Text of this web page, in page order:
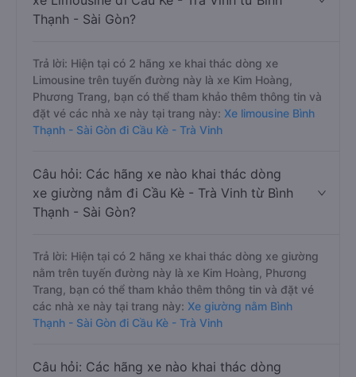
Thạnh - Sài Gòn?
Trả lời: Hiện tại có 2 hãng xe khai thác dòng xe
Limousine trên tuyến đường này là xe Kim Hoàng,
Phương Trang, bạn có thể tham khảo thêm thông tin và
đặt vé các nhà xe này tại trang này: Xe limousine Bình
Thạnh - Sài Gòn đi Cầu Kè - Trà Vinh
Câu hỏi: Các hãng xe nào khai thác dòng
xe giường nằm đi Cầu Kè - Trà Vinh từ Bình
Thạnh - Sài Gòn?
Trả lời: Hiện tại có 2 hãng xe khai thác dòng xe giường
nằm trên tuyến đường này là xe Kim Hoàng, Phương
Trang, bạn có thể tham khảo thêm thông tin và đặt vé
các nhà xe này tại trang này: Xe giường nằm Bình
Thạnh - Sài Gòn đi Cầu Kè - Trà Vinh
Câu hỏi: Các hãng xe nào khai thác dòng